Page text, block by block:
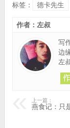
标签： 德卡先生
作者：左叔
写
边
左
上一篇：
燕食记：只